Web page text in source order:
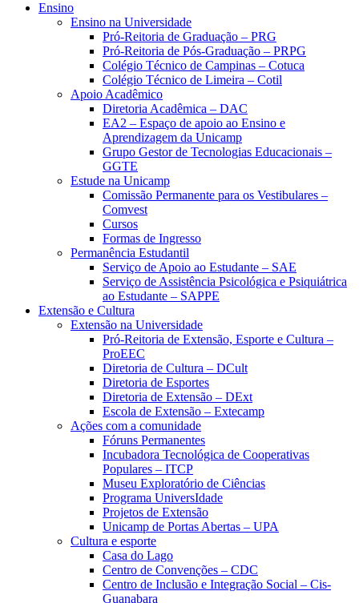
Ensino
Ensino na Universidade
Pró-Reitoria de Graduação – PRG
Pró-Reitoria de Pós-Graduação – PRPG
Colégio Técnico de Campinas – Cotuca
Colégio Técnico de Limeira – Cotil
Apoio Acadêmico
Diretoria Acadêmica – DAC
EA2 – Espaço de apoio ao Ensino e
Aprendizagem da Unicamp
Grupo Gestor de Tecnologias Educacionais –
GGTE
Estude na Unicamp
Comissão Permanente para os Vestibulares –
Comvest
Cursos
Formas de Ingresso
Permanência Estudantil
Serviço de Apoio ao Estudante – SAE
Serviço de Assistência Psicológica e Psiquiátrica
ao Estudante – SAPPE
Extensão e Cultura
Extensão na Universidade
Pró-Reitoria de Extensão, Esporte e Cultura –
ProEEC
Diretoria de Cultura – DCult
Diretoria de Esportes
Diretoria de Extensão – DExt
Escola de Extensão – Extecamp
Ações com a comunidade
Fóruns Permanentes
Incubadora Tecnológica de Cooperativas
Populares – ITCP
Museu Exploratório de Ciências
Programa UniversIdade
Projetos de Extensão
Unicamp de Portas Abertas – UPA
Cultura e esporte
Casa do Lago
Centro de Convenções – CDC
Centro de Inclusão e Integração Social – Cis-
Guanabara